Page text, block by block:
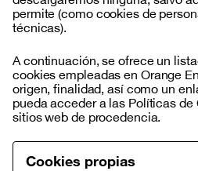
permite (como cookies de
técnicas).
A continuación, se ofrece un
cookies empleadas en Orange
origen, finalidad, así como un
pueda acceder a las Políticas
sitios web de procedencia.
Cookies propias